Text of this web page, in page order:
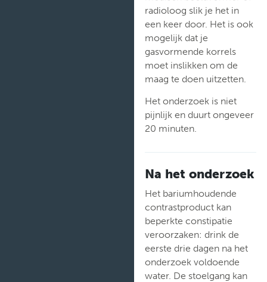
radioloog slik je het in
een keer door. Het is ook
mogelijk dat je
gasvormende korrels
moet inslikken om de
maag te doen uitzetten.
Het onderzoek is niet
pijnlijk en duurt ongeveer
20 minuten.
Na het onderzoek
Het bariumhoudende
contrastproduct kan
beperkte constipatie
veroorzaken: drink de
eerste drie dagen na het
onderzoek voldoende
water. De stoelgang kan